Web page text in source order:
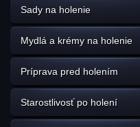
Sady na holenie
Mydlá a krémy na holenie
Príprava pred holením
Starostlivosť po holení